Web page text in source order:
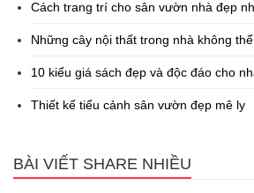
Cách trang trí cho sân vườn nhà đẹp
Những cây nội thất trong nhà không
10 kiểu giá sách đẹp và độc đáo cho
Thiết kế tiểu cảnh sân vườn đẹp mê ly
BÀI VIẾT SHARE NHIỀU